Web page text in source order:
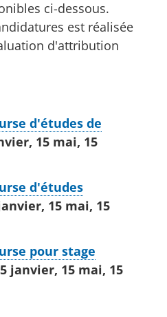
ci-dessous.
est réalisée
d'attribution
d'études de
15 mai, 15
d'études
15 mai, 15
pour stage
janvier, 15 mai, 15